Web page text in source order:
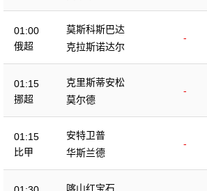
01:00
俄超
莫斯科斯巴达
-
克拉斯诺达尔
01:15
挪超
克里斯蒂安松
-
莫尔德
01:15
比甲
安特卫普
-
华斯兰德
喀山红宝石